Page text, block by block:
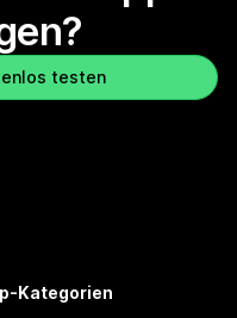
testen
Kategorien